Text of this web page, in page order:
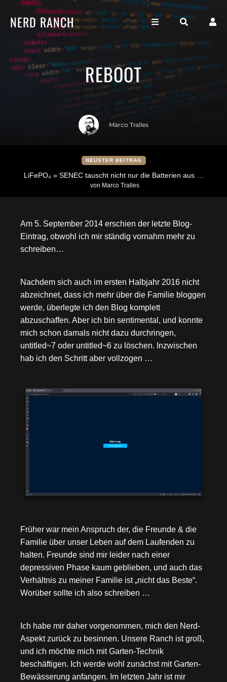
NERD RANCH
REBOOT
Marco Tralles
NEUSTER BEITRAG
LiFePO₄ » SENEC tauscht nicht nur die Batterien aus …
von Marco Tralles
Am 5. September 2014 erschien der letzte Blog-
Eintrag, obwohl ich mir ständig vornahm mehr zu
schreiben…
Nachdem sich auch im ersten Halbjahr 2016 nicht
abzeichnet, dass ich mehr über die Familie bloggen
werde, überlegte ich den Blog komplett
abzuschaffen. Aber ich bin sentimental, und konnte
mich schon damals nicht dazu durchringen,
untitled~7 oder untitled~6 zu löschen. Inzwischen
hab ich den Schritt aber vollzogen …
Früher war mein Anspruch der, die Freunde & die
Familie über unser Leben auf dem Laufenden zu
halten. Freunde sind mir leider nach einer
depressiven Phase kaum geblieben, und auch das
Verhältnis zu meiner Familie ist „nicht das Beste“.
Worüber sollte ich also schreiben …
Ich habe mir daher vorgenommen, mich den Nerd-
Aspekt zurück zu besinnen. Unsere Ranch ist groß,
und ich möchte mich mit Garten-Technik
beschäftigen. Ich werde wohl zunächst mit Garten-
Bewässerung anfangen. Im letzten Jahr ist mir